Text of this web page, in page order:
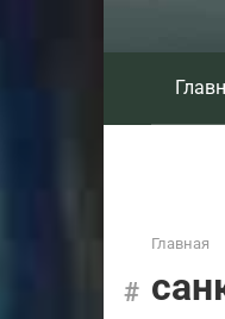
Главная